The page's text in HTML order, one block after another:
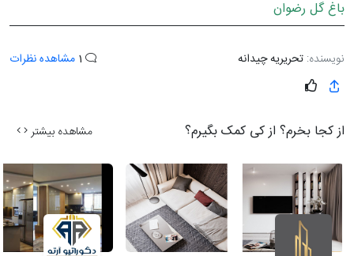
باغ گل رضوان
نویسنده: تحریریه چیدانه مشاهده نظرات
از کجا بخرم؟ از کی کمک بگیرم؟ مشاهده بیشتر